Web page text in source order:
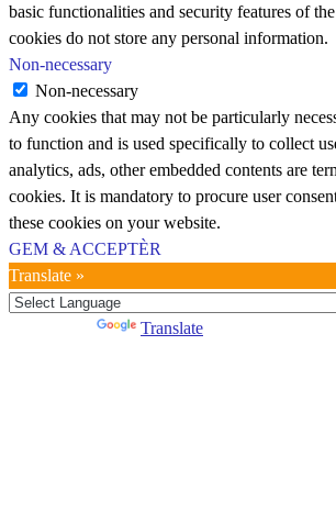
basic functionalities and security features of
cookies do not store any personal information.
Non-necessary
Non-necessary
Any cookies that may not be particularly
to function and is used specifically to collect
analytics, ads, other embedded contents are
cookies. It is mandatory to procure user
these cookies on your website.
GEM & ACCEPTÈR
Translate »
Translate